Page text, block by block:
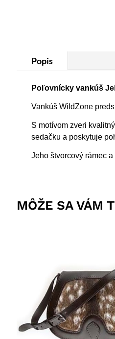
Popis
Poľovnícky vankúš
Vankúš WildZone
S motívom zveri
sedačku a poskytuje
Jeho štvorcový rámec
MÔŽE SA VÁM